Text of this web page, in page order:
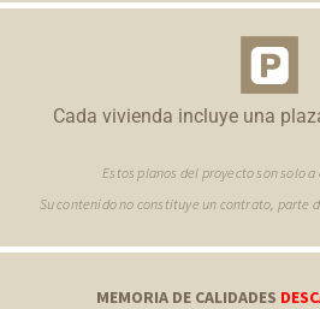
Cada vivienda incluye una
Estos planos del proyecto son solo
Su contenido no constituye un contrato, parte
MEMORIA DE CALIDADES